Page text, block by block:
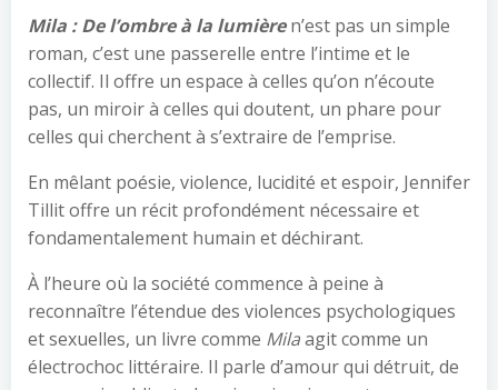
Mila : De l’ombre à la lumière n’est pas un simple
roman, c’est une passerelle entre l’intime et le
collectif. Il offre un espace à celles qu’on n’écoute
pas, un miroir à celles qui doutent, un phare pour
celles qui cherchent à s’extraire de l’emprise.
En mêlant poésie, violence, lucidité et espoir, Jennifer
Tillit offre un récit profondément nécessaire et
fondamentalement humain et déchirant.
À l’heure où la société commence à peine à
reconnaître l’étendue des violences psychologiques
et sexuelles, un livre comme Milaagit comme un
électrochoc littéraire. Il parle d’amour qui détruit, de